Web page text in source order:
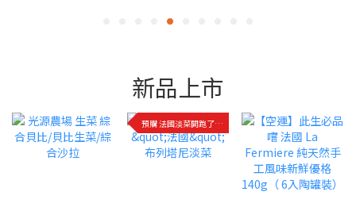
新品上市
預購 法國淡菜開跑了!快來品嚐!